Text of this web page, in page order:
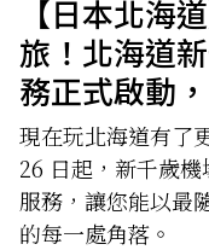
【日本北海
旅！北海道
務正式啟動
遊北國
現在玩北海道有了
26 日起，新千歲
服務，讓您能以最
的每一處角落。